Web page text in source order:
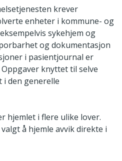
krever
enheter i kommune- og
sykehjem og
og dokumentasjon
i pasientjournal er
knyttet til selve
den generelle
hjemlet i flere ulike lover.
å hjemle avvik direkte i